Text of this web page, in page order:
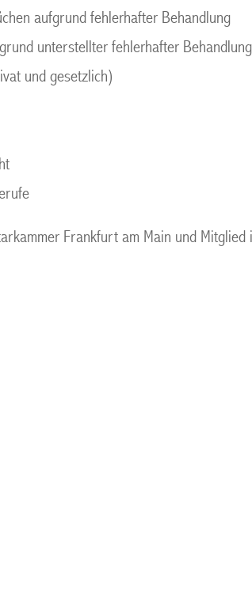
aufgrund fehlerhafter Behandlung
unterstellter fehlerhafter Behandlung
und gesetzlich)
Frankfurt am Main und